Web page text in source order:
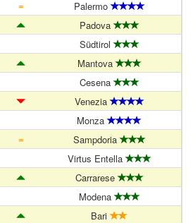
=
Palermo
Padova
Südtirol
Mantova
Cesena
Venezia
Monza
=
Sampdoria
Virtus Entella
Carrarese
Modena
Bari